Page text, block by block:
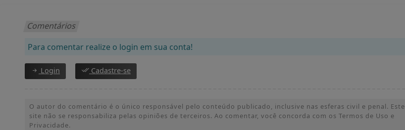
Comentários
Para comentar realize o login em sua conta!
Login Cadastre-se
O autor do comentário é o único responsável pelo conteúdo publicado, inclusive nas esferas civil e penal. Este
site não se responsabiliza pelas opiniões de terceiros. Ao comentar, você concorda com os Termos de Uso e
Privacidade.